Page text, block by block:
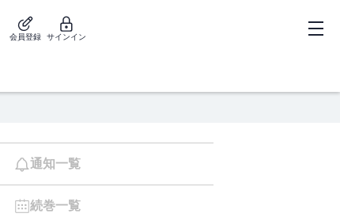
会員登録 サインイン
通知一覧
続巻一覧